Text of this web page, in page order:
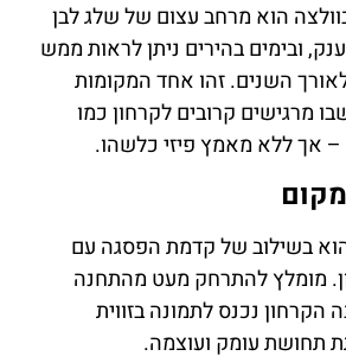
הוא מרחב עצום של שלג לבן
ובימים בהירים ניתן לראות ממש
השנים. זהו אחד המקומות
מרגישים קרובים לקרחון כמו
– אך ללא מאמץ פיזי כלשהו.
בשילוב של קדמת הפסגה עם
מומלץ להתרחק מעט מהתחנה
הקרחון נכנס לתמונה בזווית
תחושת עומק ועוצמה.